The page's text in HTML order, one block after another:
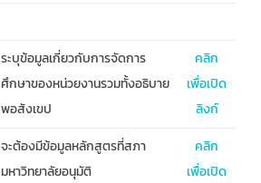
ระบุข้อมูลเกี่ยวกับการจัดการ
ศึกษาของหน่วยงานรวมทั้งอธิบาย
พอสังเขป
คลิก
เพื่อเปิด
ลิงก์
จะต้องมีข้อมูลหลักสูตรที่สภา
มหาวิทยาลัยอนุมัติ
คลิก
เพื่อเปิด